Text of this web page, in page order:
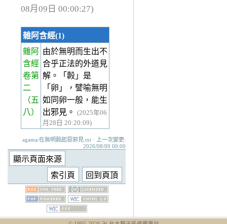
08月09日 00:00:27)
雜阿含經(1)
雜阿
含經
卷第
二
（五
八）
由於無明而生出不
合乎正法的外道見
解。「㲉」是
「卵」，譬喻無明
如同卵一般，能生
出邪見。
(2025年06
月28日 20:20:09)
agama/在無明㲉起惡邪見.txt · 上一次變更:
2026/08/09 00:00